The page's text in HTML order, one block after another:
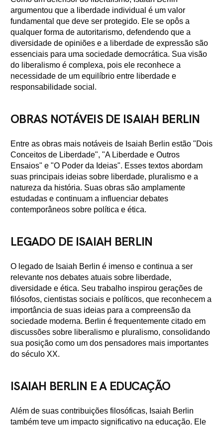
argumentou que a liberdade individual é um valor
fundamental que deve ser protegido. Ele se opôs a
qualquer forma de autoritarismo, defendendo que a
diversidade de opiniões e a liberdade de expressão são
essenciais para uma sociedade democrática. Sua visão
do liberalismo é complexa, pois ele reconhece a
necessidade de um equilíbrio entre liberdade e
responsabilidade social.
OBRAS NOTÁVEIS DE ISAIAH BERLIN
Entre as obras mais notáveis de Isaiah Berlin estão "Dois
Conceitos de Liberdade", "A Liberdade e Outros
Ensaios" e "O Poder da Ideias". Esses textos abordam
suas principais ideias sobre liberdade, pluralismo e a
natureza da história. Suas obras são amplamente
estudadas e continuam a influenciar debates
contemporâneos sobre política e ética.
LEGADO DE ISAIAH BERLIN
O legado de Isaiah Berlin é imenso e continua a ser
relevante nos debates atuais sobre liberdade,
diversidade e ética. Seu trabalho inspirou gerações de
filósofos, cientistas sociais e políticos, que reconhecem a
importância de suas ideias para a compreensão da
sociedade moderna. Berlin é frequentemente citado em
discussões sobre liberalismo e pluralismo, consolidando
sua posição como um dos pensadores mais importantes
do século XX.
ISAIAH BERLIN E A EDUCAÇÃO
Além de suas contribuições filosóficas, Isaiah Berlin
também teve um impacto significativo na educação. Ele